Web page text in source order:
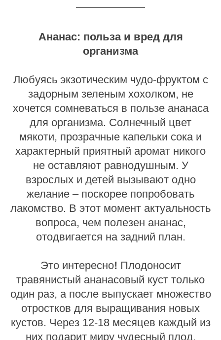
Ананас: польза и вред для
организма
Любуясь экзотическим чудо-фруктом с
задорным зеленым хохолком, не
хочется сомневаться в пользе ананаса
для организма. Солнечный цвет
мякоти, прозрачные капельки сока и
характерный приятный аромат никого
не оставляют равнодушным. У
взрослых и детей вызывают одно
желание – поскорее попробовать
лакомство. В этот момент актуальность
вопроса, чем полезен ананас,
отодвигается на задний план.
Это интересно! Плодоносит
травянистый ананасовый куст только
один раз, а после выпускает множество
отростков для выращивания новых
кустов. Через 12-18 месяцев каждый из
них подарит миру чудесный плод,